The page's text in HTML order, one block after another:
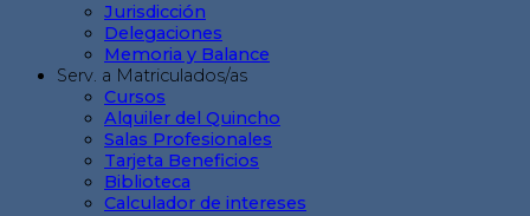
Jurisdicción
Delegaciones
Memoria y Balance
Serv. a Matriculados/as
Cursos
Alquiler del Quincho
Salas Profesionales
Tarjeta Beneficios
Biblioteca
Calculador de intereses